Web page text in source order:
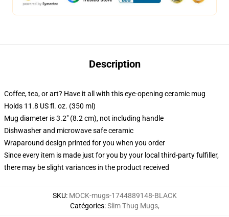
Description
Coffee, tea, or art? Have it all with this eye-opening ceramic mug
Holds 11.8 US fl. oz. (350 ml)
Mug diameter is 3.2" (8.2 cm), not including handle
Dishwasher and microwave safe ceramic
Wraparound design printed for you when you order
Since every item is made just for you by your local third-party fulfiller,
there may be slight variances in the product received
SKU: MOCK-mugs-1744889148-BLACK
Catégories:Slim Thug Mugs,